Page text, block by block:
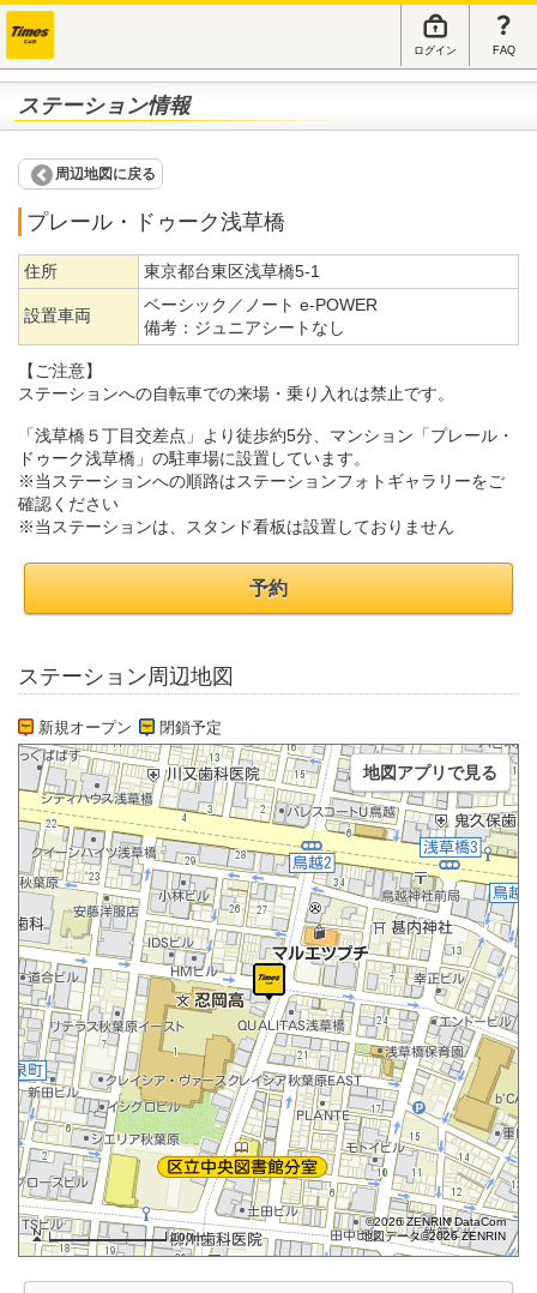
ログイン FAQ
ステーション情報
周辺地図に戻る
プレール・ドゥーク浅草橋
住所 東京都台東区浅草橋5-1
設置車両
ベーシック／ノート e-POWER
備考： ジュニアシートなし
【ご注意】
ステーションへの自転車での来場・乗り入れは禁止です。
「浅草橋５丁目交差点」より徒歩約5分、マンション「プレール・
ドゥーク浅草橋」の駐車場に設置しています。
※当ステーションへの順路はステーションフォトギャラリーをご
確認ください
※当ステーションは、スタンド看板は設置しておりません
予約
ステーション周辺地図
新規オープン 閉鎖予定
100m
©2026 ZENRIN DataCom
地図データ©2026 ZENRIN
地図アプリで見る